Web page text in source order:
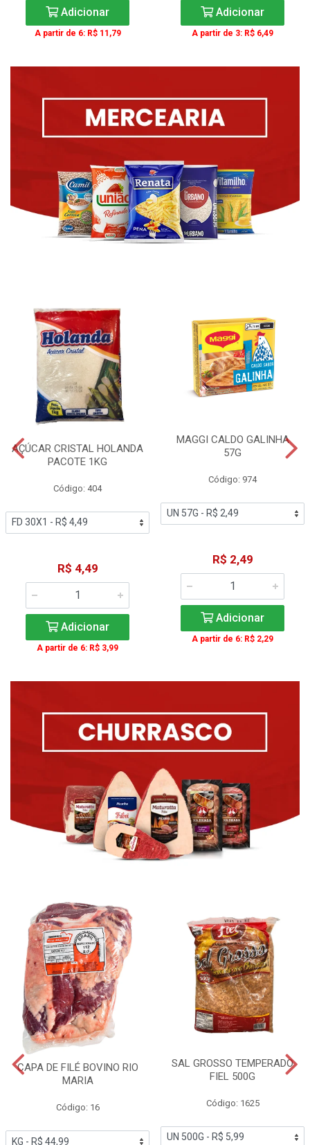
Adicionar
A partir de 6: R$ 11,79
Adicionar
A partir de 3: R$ 6,49
AÇÚCAR CRISTAL HOLANDA
PACOTE 1KG
Código: 404
R$ 4,49
Adicionar
A partir de 6: R$ 3,99
MAGGI CALDO GALINHA
57G
Código: 974
R$ 2,49
Adicionar
A partir de 6: R$ 2,29
CAPA DE FILÉ BOVINO RIO
MARIA
Código: 16
SAL GROSSO TEMPERADO
FIEL 500G
Código: 1625